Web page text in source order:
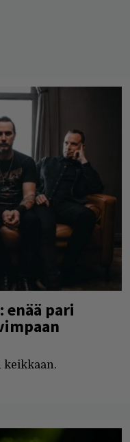
pari
keikkaan.